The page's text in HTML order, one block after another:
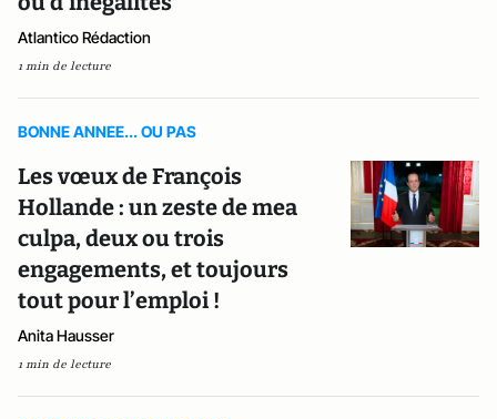
Atlantico Rédaction
1 min de lecture
BONNE ANNEE... OU PAS
Les vœux de François
Hollande : un zeste de mea
culpa, deux ou trois
engagements, et toujours
tout pour l’emploi !
Anita Hausser
1 min de lecture